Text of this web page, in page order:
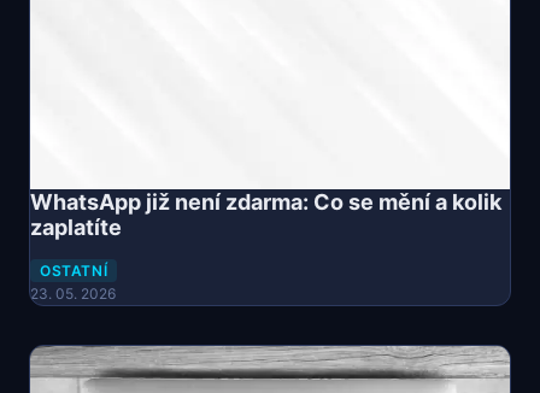
WhatsApp již není zdarma: Co se mění a kolik
zaplatíte
OSTATNÍ
23. 05. 2026